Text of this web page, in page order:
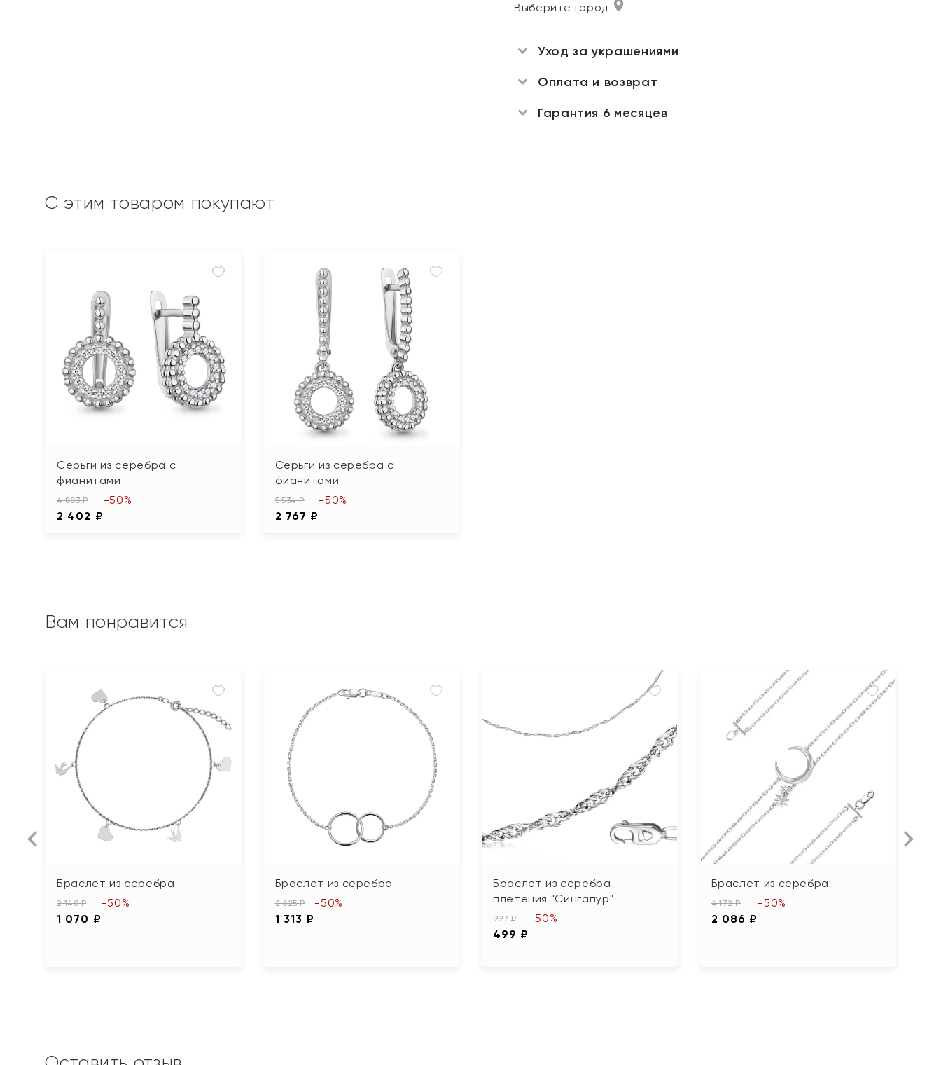
Выберите город
Уход за украшениями
Оплата и возврат
Гарантия 6 месяцев
С этим товаром покупают
Серьги из серебра с
фианитами
4 803 ₽
2 402 ₽
-50%
Серьги из серебра с
фианитами
5 534 ₽
2 767 ₽
-50%
Вам понравится
Браслет из серебра
2 140 ₽
1 070 ₽
-50%
Браслет из серебра
2 625 ₽
1 313 ₽
-50%
Браслет из серебра
плетения "Сингапур"
997 ₽
499 ₽
-50%
Браслет из серебра
4 172 ₽
2 086 ₽
-50%